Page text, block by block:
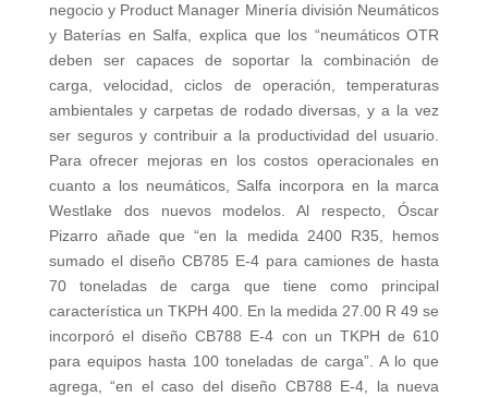
negocio y Product Manager Minería división Neumáticos
y Baterías en Salfa, explica que los “neumáticos OTR
deben ser capaces de soportar la combinación de
carga, velocidad, ciclos de operación, temperaturas
ambientales y carpetas de rodado diversas, y a la vez
ser seguros y contribuir a la productividad del usuario.
Para ofrecer mejoras en los costos operacionales en
cuanto a los neumáticos, Salfa incorpora en la marca
Westlake dos nuevos modelos. Al respecto, Óscar
Pizarro añade que “en la medida 2400 R35, hemos
sumado el diseño CB785 E-4 para camiones de hasta
70 toneladas de carga que tiene como principal
característica un TKPH 400. En la medida 27.00 R 49 se
incorporó el diseño CB788 E-4 con un TKPH de 610
para equipos hasta 100 toneladas de carga”. A lo que
agrega, “en el caso del diseño CB788 E-4, la nueva